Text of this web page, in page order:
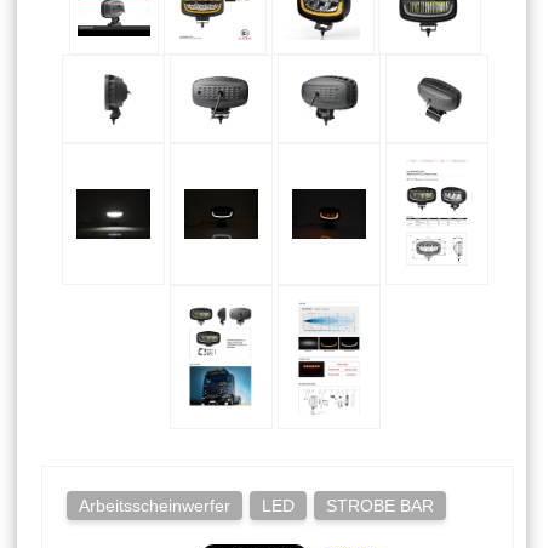
Arbeitsscheinwerfer LED STROBE BAR